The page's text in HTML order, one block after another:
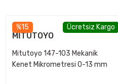
%15 Ücretsiz Kargo
MİTUTOYO
Mitutoyo 147-103 Mekanik
Kenet Mikrometresi 0-13 mm